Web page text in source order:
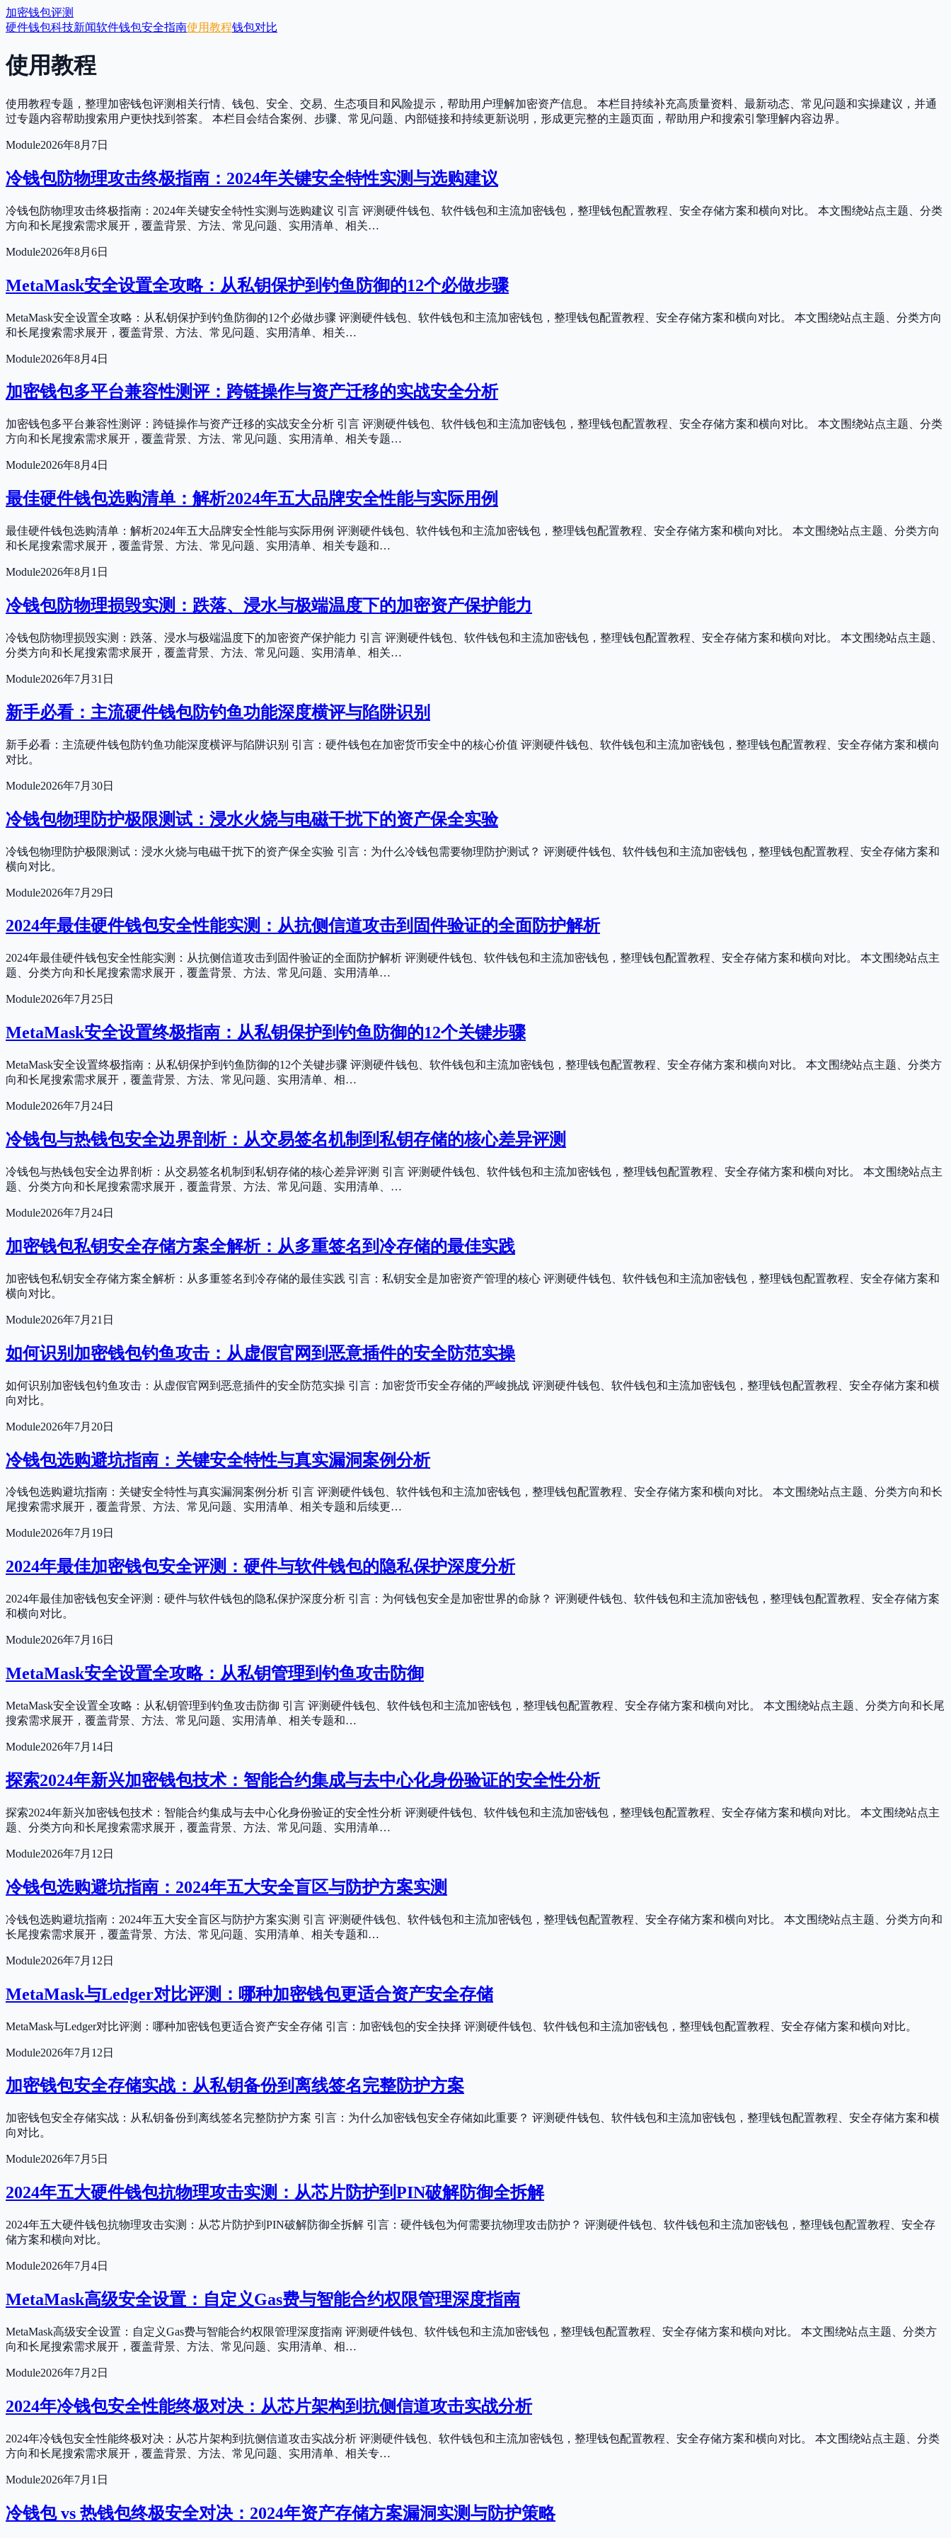
加密钱包评测
硬件钱包科技新闻软件钱包安全指南使用教程钱包对比
使用教程
使用教程专题，整理加密钱包评测相关行情、钱包、安全、交易、生态项目和风险提示，帮助用户理解加密资产信息。 本栏目持续补充高质量资料、最新动态、常见问题和实操建议，并通
过专题内容帮助搜索用户更快找到答案。 本栏目会结合案例、步骤、常见问题、内部链接和持续更新说明，形成更完整的主题页面，帮助用户和搜索引擎理解内容边界。
Module2026年8月7日
冷钱包防物理攻击终极指南：2024年关键安全特性实测与选购建议
冷钱包防物理攻击终极指南：2024年关键安全特性实测与选购建议 引言 评测硬件钱包、软件钱包和主流加密钱包，整理钱包配置教程、安全存储方案和横向对比。 本文围绕站点主题、分类
方向和长尾搜索需求展开，覆盖背景、方法、常见问题、实用清单、相关…
Module2026年8月6日
MetaMask安全设置全攻略：从私钥保护到钓鱼防御的12个必做步骤
MetaMask安全设置全攻略：从私钥保护到钓鱼防御的12个必做步骤 评测硬件钱包、软件钱包和主流加密钱包，整理钱包配置教程、安全存储方案和横向对比。 本文围绕站点主题、分类方向
和长尾搜索需求展开，覆盖背景、方法、常见问题、实用清单、相关…
Module2026年8月4日
加密钱包多平台兼容性测评：跨链操作与资产迁移的实战安全分析
加密钱包多平台兼容性测评：跨链操作与资产迁移的实战安全分析 引言 评测硬件钱包、软件钱包和主流加密钱包，整理钱包配置教程、安全存储方案和横向对比。 本文围绕站点主题、分类
方向和长尾搜索需求展开，覆盖背景、方法、常见问题、实用清单、相关专题…
Module2026年8月4日
最佳硬件钱包选购清单：解析2024年五大品牌安全性能与实际用例
最佳硬件钱包选购清单：解析2024年五大品牌安全性能与实际用例 评测硬件钱包、软件钱包和主流加密钱包，整理钱包配置教程、安全存储方案和横向对比。 本文围绕站点主题、分类方向
和长尾搜索需求展开，覆盖背景、方法、常见问题、实用清单、相关专题和…
Module2026年8月1日
冷钱包防物理损毁实测：跌落、浸水与极端温度下的加密资产保护能力
冷钱包防物理损毁实测：跌落、浸水与极端温度下的加密资产保护能力 引言 评测硬件钱包、软件钱包和主流加密钱包，整理钱包配置教程、安全存储方案和横向对比。 本文围绕站点主题、
分类方向和长尾搜索需求展开，覆盖背景、方法、常见问题、实用清单、相关…
Module2026年7月31日
新手必看：主流硬件钱包防钓鱼功能深度横评与陷阱识别
新手必看：主流硬件钱包防钓鱼功能深度横评与陷阱识别 引言：硬件钱包在加密货币安全中的核心价值 评测硬件钱包、软件钱包和主流加密钱包，整理钱包配置教程、安全存储方案和横向
对比。
Module2026年7月30日
冷钱包物理防护极限测试：浸水火烧与电磁干扰下的资产保全实验
冷钱包物理防护极限测试：浸水火烧与电磁干扰下的资产保全实验 引言：为什么冷钱包需要物理防护测试？ 评测硬件钱包、软件钱包和主流加密钱包，整理钱包配置教程、安全存储方案和
横向对比。
Module2026年7月29日
2024年最佳硬件钱包安全性能实测：从抗侧信道攻击到固件验证的全面防护解析
2024年最佳硬件钱包安全性能实测：从抗侧信道攻击到固件验证的全面防护解析 评测硬件钱包、软件钱包和主流加密钱包，整理钱包配置教程、安全存储方案和横向对比。 本文围绕站点主
题、分类方向和长尾搜索需求展开，覆盖背景、方法、常见问题、实用清单…
Module2026年7月25日
MetaMask安全设置终极指南：从私钥保护到钓鱼防御的12个关键步骤
MetaMask安全设置终极指南：从私钥保护到钓鱼防御的12个关键步骤 评测硬件钱包、软件钱包和主流加密钱包，整理钱包配置教程、安全存储方案和横向对比。 本文围绕站点主题、分类方
向和长尾搜索需求展开，覆盖背景、方法、常见问题、实用清单、相…
Module2026年7月24日
冷钱包与热钱包安全边界剖析：从交易签名机制到私钥存储的核心差异评测
冷钱包与热钱包安全边界剖析：从交易签名机制到私钥存储的核心差异评测 引言 评测硬件钱包、软件钱包和主流加密钱包，整理钱包配置教程、安全存储方案和横向对比。 本文围绕站点主
题、分类方向和长尾搜索需求展开，覆盖背景、方法、常见问题、实用清单、…
Module2026年7月24日
加密钱包私钥安全存储方案全解析：从多重签名到冷存储的最佳实践
加密钱包私钥安全存储方案全解析：从多重签名到冷存储的最佳实践 引言：私钥安全是加密资产管理的核心 评测硬件钱包、软件钱包和主流加密钱包，整理钱包配置教程、安全存储方案和
横向对比。
Module2026年7月21日
如何识别加密钱包钓鱼攻击：从虚假官网到恶意插件的安全防范实操
如何识别加密钱包钓鱼攻击：从虚假官网到恶意插件的安全防范实操 引言：加密货币安全存储的严峻挑战 评测硬件钱包、软件钱包和主流加密钱包，整理钱包配置教程、安全存储方案和横
向对比。
Module2026年7月20日
冷钱包选购避坑指南：关键安全特性与真实漏洞案例分析
冷钱包选购避坑指南：关键安全特性与真实漏洞案例分析 引言 评测硬件钱包、软件钱包和主流加密钱包，整理钱包配置教程、安全存储方案和横向对比。 本文围绕站点主题、分类方向和长
尾搜索需求展开，覆盖背景、方法、常见问题、实用清单、相关专题和后续更…
Module2026年7月19日
2024年最佳加密钱包安全评测：硬件与软件钱包的隐私保护深度分析
2024年最佳加密钱包安全评测：硬件与软件钱包的隐私保护深度分析 引言：为何钱包安全是加密世界的命脉？ 评测硬件钱包、软件钱包和主流加密钱包，整理钱包配置教程、安全存储方案
和横向对比。
Module2026年7月16日
MetaMask安全设置全攻略：从私钥管理到钓鱼攻击防御
MetaMask安全设置全攻略：从私钥管理到钓鱼攻击防御 引言 评测硬件钱包、软件钱包和主流加密钱包，整理钱包配置教程、安全存储方案和横向对比。 本文围绕站点主题、分类方向和长尾
搜索需求展开，覆盖背景、方法、常见问题、实用清单、相关专题和…
Module2026年7月14日
探索2024年新兴加密钱包技术：智能合约集成与去中心化身份验证的安全性分析
探索2024年新兴加密钱包技术：智能合约集成与去中心化身份验证的安全性分析 评测硬件钱包、软件钱包和主流加密钱包，整理钱包配置教程、安全存储方案和横向对比。 本文围绕站点主
题、分类方向和长尾搜索需求展开，覆盖背景、方法、常见问题、实用清单…
Module2026年7月12日
冷钱包选购避坑指南：2024年五大安全盲区与防护方案实测
冷钱包选购避坑指南：2024年五大安全盲区与防护方案实测 引言 评测硬件钱包、软件钱包和主流加密钱包，整理钱包配置教程、安全存储方案和横向对比。 本文围绕站点主题、分类方向和
长尾搜索需求展开，覆盖背景、方法、常见问题、实用清单、相关专题和…
Module2026年7月12日
MetaMask与Ledger对比评测：哪种加密钱包更适合资产安全存储
MetaMask与Ledger对比评测：哪种加密钱包更适合资产安全存储 引言：加密钱包的安全抉择 评测硬件钱包、软件钱包和主流加密钱包，整理钱包配置教程、安全存储方案和横向对比。
Module2026年7月12日
加密钱包安全存储实战：从私钥备份到离线签名完整防护方案
加密钱包安全存储实战：从私钥备份到离线签名完整防护方案 引言：为什么加密钱包安全存储如此重要？ 评测硬件钱包、软件钱包和主流加密钱包，整理钱包配置教程、安全存储方案和横
向对比。
Module2026年7月5日
2024年五大硬件钱包抗物理攻击实测：从芯片防护到PIN破解防御全拆解
2024年五大硬件钱包抗物理攻击实测：从芯片防护到PIN破解防御全拆解 引言：硬件钱包为何需要抗物理攻击防护？ 评测硬件钱包、软件钱包和主流加密钱包，整理钱包配置教程、安全存
储方案和横向对比。
Module2026年7月4日
MetaMask高级安全设置：自定义Gas费与智能合约权限管理深度指南
MetaMask高级安全设置：自定义Gas费与智能合约权限管理深度指南 评测硬件钱包、软件钱包和主流加密钱包，整理钱包配置教程、安全存储方案和横向对比。 本文围绕站点主题、分类方
向和长尾搜索需求展开，覆盖背景、方法、常见问题、实用清单、相…
Module2026年7月2日
2024年冷钱包安全性能终极对决：从芯片架构到抗侧信道攻击实战分析
2024年冷钱包安全性能终极对决：从芯片架构到抗侧信道攻击实战分析 评测硬件钱包、软件钱包和主流加密钱包，整理钱包配置教程、安全存储方案和横向对比。 本文围绕站点主题、分类
方向和长尾搜索需求展开，覆盖背景、方法、常见问题、实用清单、相关专…
Module2026年7月1日
冷钱包 vs 热钱包终极安全对决：2024年资产存储方案漏洞实测与防护策略